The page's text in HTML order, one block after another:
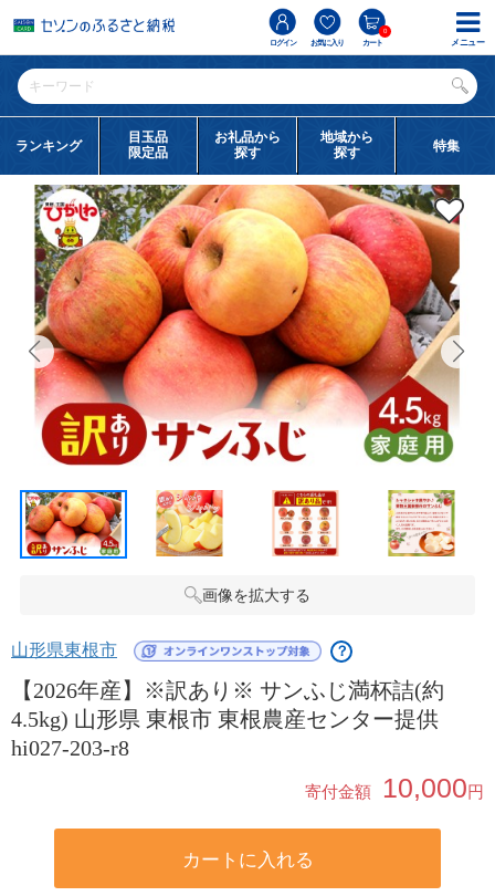
ログイン お気に入り カート
0
ランキング
目玉品
限定品
お礼品から
探す
地域から
探す
特集
画像を拡大する
山形県東根市 ？
【2026年産】※訳あり※ サンふじ満杯詰(約
4.5kg) 山形県 東根市 東根農産センター提供
hi027-203-r8
寄付金額 10,000円
カートに入れる
メニュー